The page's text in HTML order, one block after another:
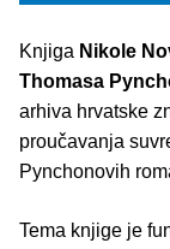
Knjiga Nikole
Thomasa
arhiva hrvatske
proučavanja
Pynchonovih
Tema knjige je